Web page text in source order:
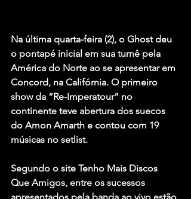
Na última quarta-feira (2), o Ghost deu
o pontapé inicial em sua turnê pela
América do Norte ao se apresentar em
Concord, na Califórnia. O primeiro
show da “Re-Imperatour” no
continente teve abertura dos suecos
do Amon Amarth e contou com 19
músicas no setlist.
Segundo o site Tenho Mais Discos
Que Amigos, entre os sucessos